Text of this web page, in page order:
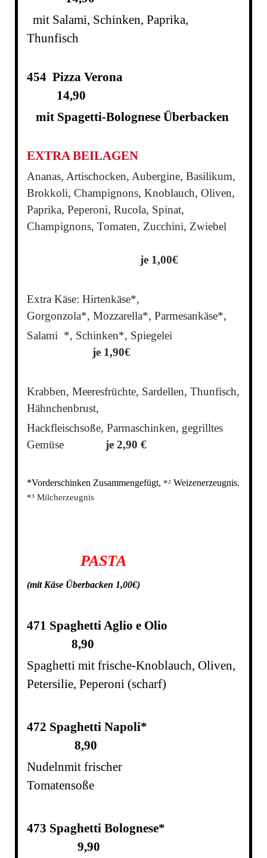
mit Salami, Schinken, Paprika,
Thunfisch
454 Pizza Verona
14,90
mit Spagetti-Bolognese Überbacken
EXTRA BEILAGEN
Ananas, Artischocken, Aubergine, Basilikum,
Brokkoli, Champignons, Knoblauch, Oliven,
Paprika, Peperoni, Rucola, Spinat,
Champignons, Tomaten, Zucchini, Zwiebel
je 1,00€
Extra Käse: Hirtenkäse*,
Gorgonzola*, Mozzarella*, Parmesankäse*,
Salami *, Schinken*, Spiegelei
je 1,90€
Krabben, Meeresfrüchte, Sardellen, Thunfisch,
Hähnchenbrust,
Hackfleischsoße, Parmaschinken, gegrilltes
Gemüse je 2,90 €
*Vorderschinken Zusammengefügt, *² Weizenerzeugnis,
*³ Milcherzeugnis
PASTA
(mit Käse Überbacken 1,00€)
471 Spaghetti Aglio e Olio
8,90
Spaghetti mit frische-Knoblauch, Oliven,
Petersilie, Peperoni (scharf)
472 Spaghetti Napoli*
8,90
Nudelnmit frischer
Tomatensoße
473 Spaghetti Bolognese*
9,90